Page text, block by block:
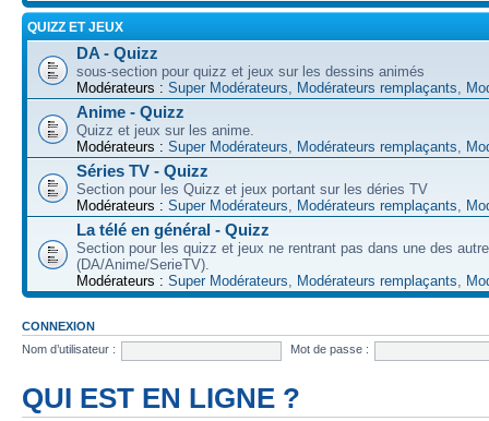
QUIZZ ET JEUX
DA - Quizz
sous-section pour quizz et jeux sur les dessins animés
Modérateurs : Super Modérateurs Modérateurs remplaçants
Anime - Quizz
Quizz et jeux sur les anime.
Modérateurs : Super Modérateurs Modérateurs remplaçants
Séries TV - Quizz
Section pour les Quizz et jeux portant sur les déries TV
Modérateurs : Super Modérateurs Modérateurs remplaçants
La télé en général - Quizz
Section pour les quizz et jeux ne rentrant pas dans une des
(DA/Anime/SerieTV).
Modérateurs : Super Modérateurs Modérateurs remplaçants
CONNEXION
Nom d’utilisateur :
Mot de passe :
QUI EST EN LIGNE ?